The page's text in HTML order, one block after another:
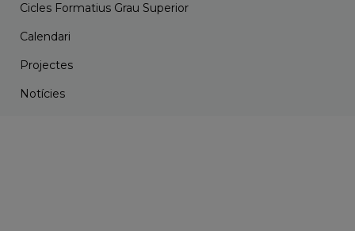
Cicles Formatius Grau Superior
Calendari
Projectes
Notícies